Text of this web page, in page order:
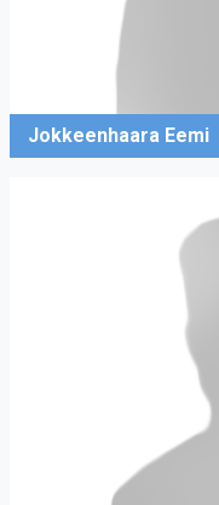
Jokkeenhaara Eemi